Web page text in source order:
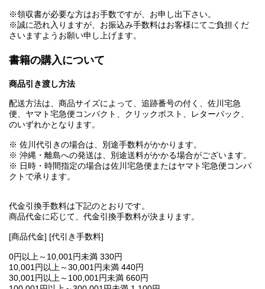
※領収書が必要な方はお手数ですが、お申し出下さい。
※誠に恐れ入りますが、お振込み手数料はお客様にてご負担くだ
さいますようお願い申し上げます。
書籍の購入について
商品引き渡し方法
配送方法は、商品サイズによって、追跡番号の付く、佐川宅急
便、ヤマト宅急便コンパクト、クリックポスト、レターパック、
のいずれかとなります。
※ 佐川代引きの場合は、別途手数料がかかります。
※ 沖縄・離島への発送は、別途送料がかかる場合がございます。
※ 日時・時間指定の場合は佐川宅急便またはヤマト宅急便コンパ
クトで承ります。
代金引換手数料は下記のとおりです。
商品代金に応じて、代金引換手数料が決まります。
[商品代金] [代引き手数料]
0円以上～10,001円未満 330円
10,001円以上～30,001円未満 440円
30,001円以上～100,001円未満 660円